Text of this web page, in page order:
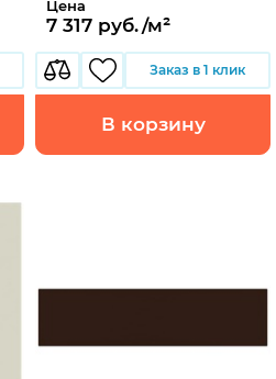
Цена
7 317 руб./м²
Заказ в 1 клик
В корзину